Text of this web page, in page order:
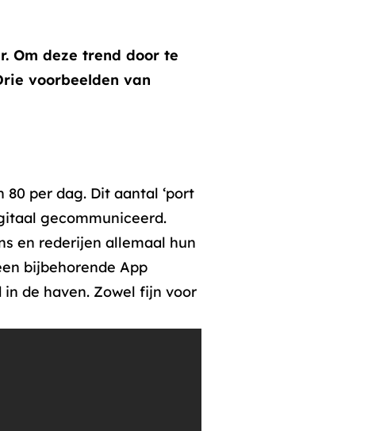
Om deze trend door te
voorbeelden van
80 per dag. Dit aantal ‘port
gecommuniceerd.
en rederijen allemaal hun
bijbehorende App
de haven. Zowel fijn voor